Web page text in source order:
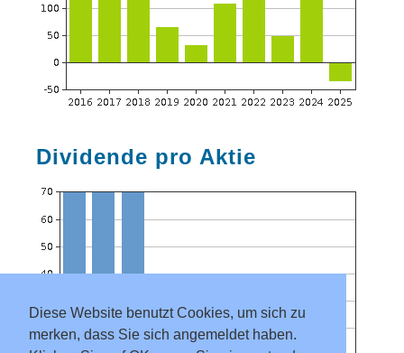
Diese Website benutzt Cookies, um sich zu
merken, dass Sie sich angemeldet haben.
Dividende pro Aktie